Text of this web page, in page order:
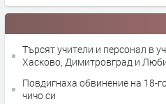
Търсят учители и персонал в
Хасково, Димитровград и
Повдигнаха обвинение на 18-
чичо си